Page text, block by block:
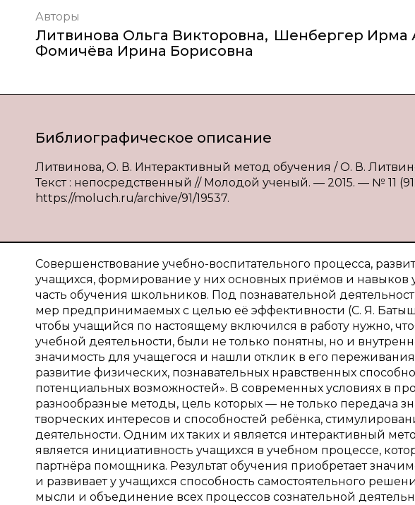
Авторы
Литвинова Ольга Викторовна, Шенбергер Ирма
Фомичёва Ирина Борисовна
Библиографическое описание
Литвинова, О. В. Интерактивный метод обучения / О. В.
Текст : непосредственный // Молодой ученый. — 2015. — № 11
https://moluch.ru/archive/91/19537.
Совершенствование учебно-воспитательного процесса,
учащихся, формирование у них основных приёмов и навыков
часть обучения школьников. Под познавательной
мер предпринимаемых с целью её эффективности (С. Я.
чтобы учащийся по настоящему включился в работу нужно,
учебной деятельности, были не только понятны, но и
значимость для учащегося и нашли отклик в его
развитие физических, познавательных нравственных
потенциальных возможностей». В современных условиях в
разнообразные методы, цель которых — не только передача
творческих интересов и способностей ребёнка,
деятельности. Одним их таких и является интерактивный
является инициативность учащихся в учебном процессе,
партнёра помощника. Результат обучения приобретает
и развивает у учащихся способность самостоятельного
мысли и объединение всех процессов сознательной